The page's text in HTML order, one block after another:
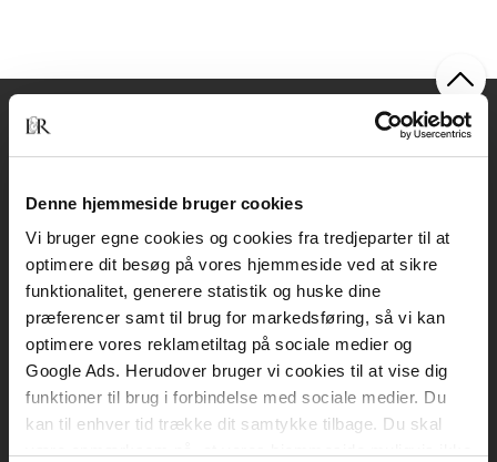
Denne hjemmeside bruger cookies
Vi bruger egne cookies og cookies fra tredjeparter til at
optimere dit besøg på vores hjemmeside ved at sikre
funktionalitet, generere statistik og huske dine
præferencer samt til brug for markedsføring, så vi kan
optimere vores reklametiltag på sociale medier og
Google Ads. Herudover bruger vi cookies til at vise dig
funktioner til brug i forbindelse med sociale medier. Du
kan til enhver tid trække dit samtykke tilbage. Du skal
Akademisk Forlag
1120 København K
CVR 76351910
Kontakt kundeservice
Mandag-fredag: kl. 10-15
+45 70 23 40 80
info@akademisk.dk